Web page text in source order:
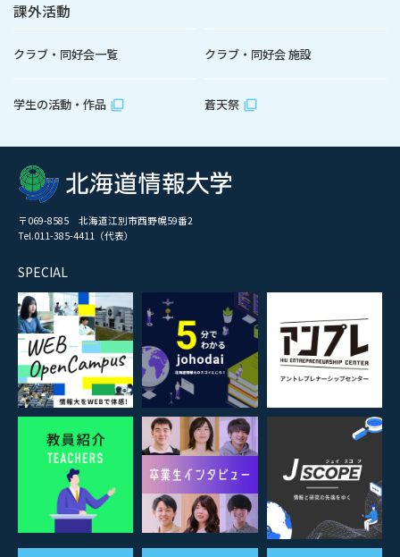
課外活動
クラブ・同好会一覧 クラブ・同好会 施設
学生の活動・作品 蒼天祭
〒069-8585 北海道江別市西野幌59番2
Tel.011-385-4411（代表）
SPECIAL